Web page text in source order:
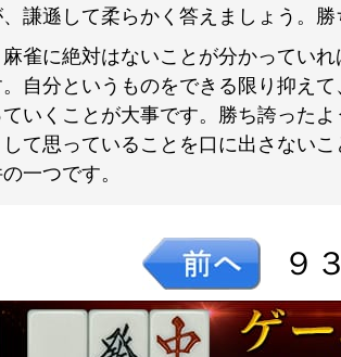
、謙遜して柔らかく答えましょう。
雀に絶対はないことが分かってい
自分というものをできる限り抑え
ていくことが大事です。勝ち誇った
して思っていることを口に出さない
一つです。
９